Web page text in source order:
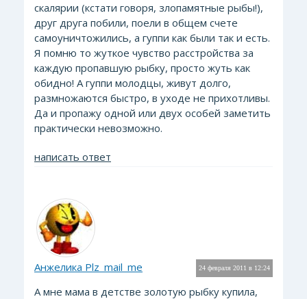
скалярии (кстати говоря, злопамятные рыбы!),
друг друга побили, поели в общем счете
самоуничтожились, а гуппи как были так и есть.
Я помню то жуткое чувство расстройства за
каждую пропавшую рыбку, просто жуть как
обидно! А гуппи молодцы, живут долго,
размножаются быстро, в уходе не прихотливы.
Да и пропажу одной или двух особей заметить
практически невозможно.
написать ответ
24 февраля 2011 в 12:24
Анжелика Plz_mail_me
А мне мама в детстве золотую рыбку купила,